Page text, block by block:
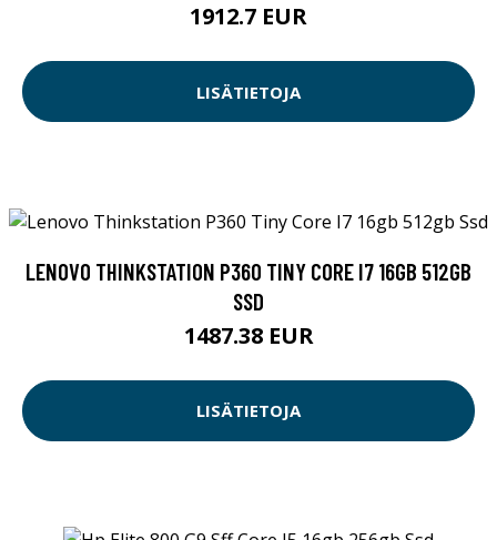
1912.7 EUR
LISÄTIETOJA
LENOVO THINKSTATION P360 TINY CORE I7 16GB 512GB
SSD
1487.38 EUR
LISÄTIETOJA